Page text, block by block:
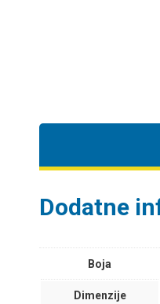
Dodatne
Boja
Dimenzije